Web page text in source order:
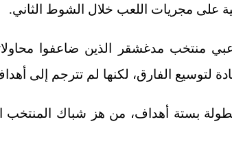
على مجريات اللعب خلال الشوط الثاني.
منتخب مدغشقر الذين ضاعفوا
لتوسيع الفارق، لكنها لم تترجم إلى
بستة أهداف، من هز شباك